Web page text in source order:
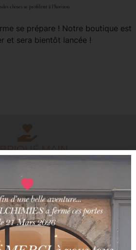
choses se profilent à l’horizon
se prépare ! Notre boutique est
et sera bientôt lancée !
MAIN
ARTISANAUX
IN FRANCE
FRANCAIS